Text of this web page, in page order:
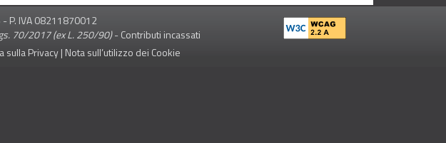
- P. IVA 08211870012
70/2017 (ex L. 250/90)-Contributi incassati
sulla Privacy| Nota sull’utilizzo dei Cookie